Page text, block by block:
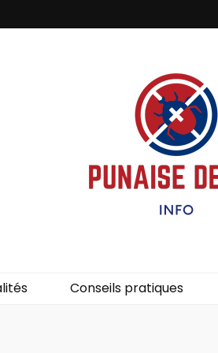
Conseils pratiques